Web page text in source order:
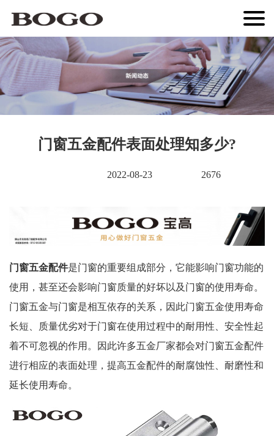
门窗五金配件表面处理知多少?
2022-08-23 2676
门窗五金配件是门窗的重要组成部分，它能影响门窗功能的
使用，甚至还会影响门窗质量的好坏以及门窗的使用寿命。
门窗五金与门窗是相互依存的关系，因此门窗五金使用寿命
长短、质量优劣对于门窗在使用过程中的耐用性、安全性起
着不可忽视的作用。因此许多五金厂家都会对门窗五金配件
进行相应的表面处理，提高五金配件的耐腐蚀性、耐磨性和
延长使用寿命。